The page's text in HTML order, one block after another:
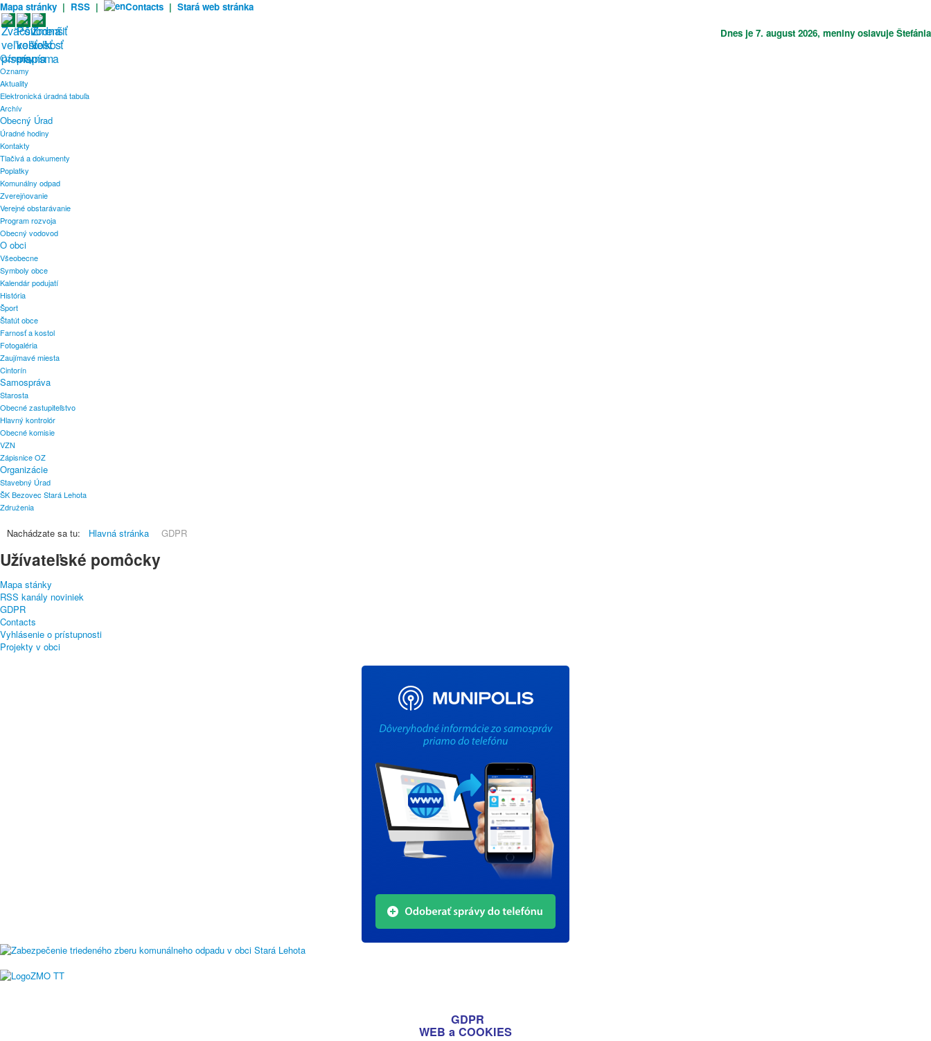
Mapa stránky | RSS | Contacts | Stará web stránka
Dnes je 7. august 2026, meniny oslavuje Štefánia
Oznamy
Oznamy
Aktuality
Elektronická úradná tabuľa
Archív
Obecný Úrad
Úradné hodiny
Kontakty
Tlačivá a dokumenty
Poplatky
Komunálny odpad
Zverejňovanie
Verejné obstarávanie
Program rozvoja
Obecný vodovod
O obci
Všeobecne
Symboly obce
Kalendár podujatí
História
Šport
Štatút obce
Farnosť a kostol
Fotogaléria
Zaujímavé miesta
Cintorín
Samospráva
Starosta
Obecné zastupiteľstvo
Hlavný kontrolór
Obecné komisie
VZN
Zápisnice OZ
Organizácie
Stavebný Úrad
ŠK Bezovec Stará Lehota
Združenia
Nachádzate sa tu: Hlavná stránka GDPR
Užívateľské pomôcky
Mapa stánky
RSS kanály noviniek
GDPR
Contacts
Vyhlásenie o prístupnosti
Projekty v obci
GDPR
WEB a COOKIES